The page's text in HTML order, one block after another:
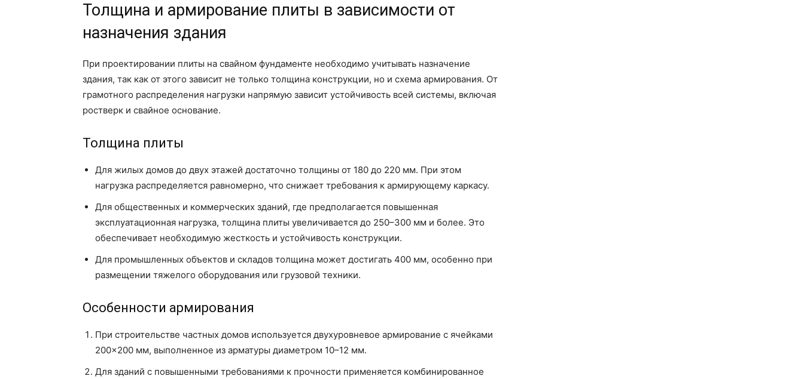
Толщина и армирование плиты в зависимости от
назначения здания
При проектировании плиты на свайном фундаменте необходимо учитывать назначение
здания, так как от этого зависит не только толщина конструкции, но и схема армирования. От
грамотного распределения нагрузки напрямую зависит устойчивость всей системы, включая
ростверк и свайное основание.
Толщина плиты
Для жилых домов до двух этажей достаточно толщины от 180 до 220 мм. При этом
нагрузка распределяется равномерно, что снижает требования к армирующему каркасу.
Для общественных и коммерческих зданий, где предполагается повышенная
эксплуатационная нагрузка, толщина плиты увеличивается до 250–300 мм и более. Это
обеспечивает необходимую жесткость и устойчивость конструкции.
Для промышленных объектов и складов толщина может достигать 400 мм, особенно при
размещении тяжелого оборудования или грузовой техники.
Особенности армирования
При строительстве частных домов используется двухуровневое армирование с ячейками
200×200 мм, выполненное из арматуры диаметром 10–12 мм.
Для зданий с повышенными требованиями к прочности применяется комбинированное